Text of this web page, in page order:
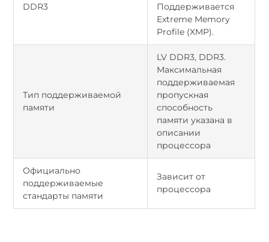
DDR3
Поддерживается
Extreme Memory
Profile (XMP).
Тип поддерживаемой
памяти
LV DDR3, DDR3.
Максимальная
поддерживаемая
пропускная
способность
памяти указана в
описании
процессора
Официально
поддерживаемые
стандарты памяти
Зависит от
процессора